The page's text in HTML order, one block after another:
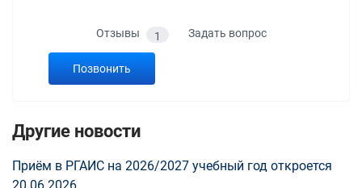
Отзывы 1 Задать вопрос
Позвонить
Другие новости
Приём в РГАИС на 2026/2027 учебный год откроется